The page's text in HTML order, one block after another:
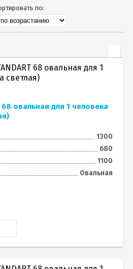
по:
68 овальная для 1 человека
1300
680
1100
Овальная